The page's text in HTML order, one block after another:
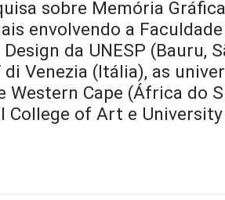
sobre Memória
envolvendo a
da UNESP (Bauru,
di Venezia (Itália), as
Western Cape (África do
College of Art e